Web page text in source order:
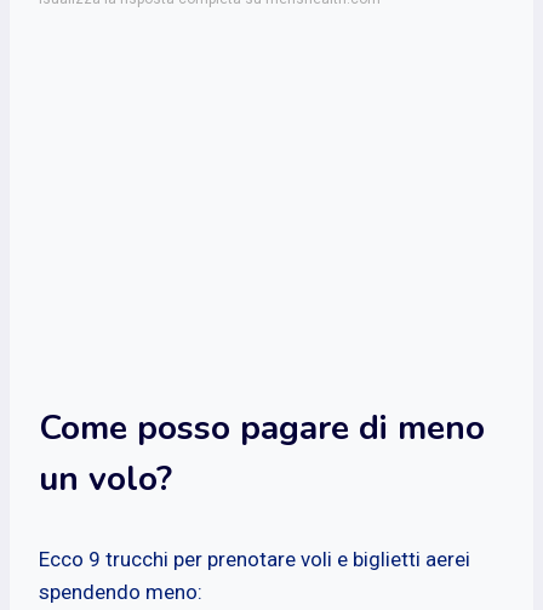
Come posso pagare di meno
un volo?
Ecco 9 trucchi per prenotare voli e biglietti aerei
spendendo meno: